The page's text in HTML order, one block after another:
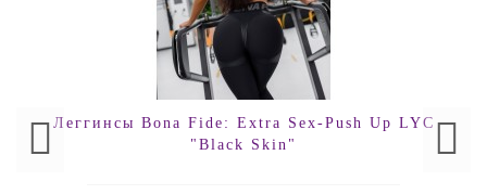
Леггинсы Bona Fide: Extra Sex-Push Up LYC
"Black Skin"